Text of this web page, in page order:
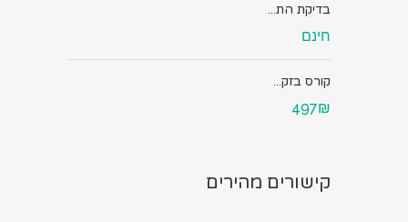
בדיקת הת...
חינם
קורס בזק...
497₪
קישורים מהירים